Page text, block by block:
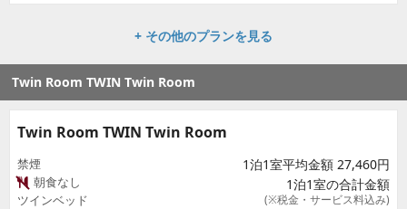
+ その他のプランを見る
Twin Room TWIN Twin Room
Twin Room TWIN Twin Room
禁煙
朝食なし
ツインベッド
1泊1室平均金額 27,460円
1泊1室の合計金額
(※税金・サービス料込み)